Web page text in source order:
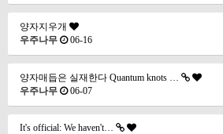
양자지우개
우주나무
06-16
양자매듭은 실재한다 Quantum knots …
우주나무
06-07
It's official: We haven't…